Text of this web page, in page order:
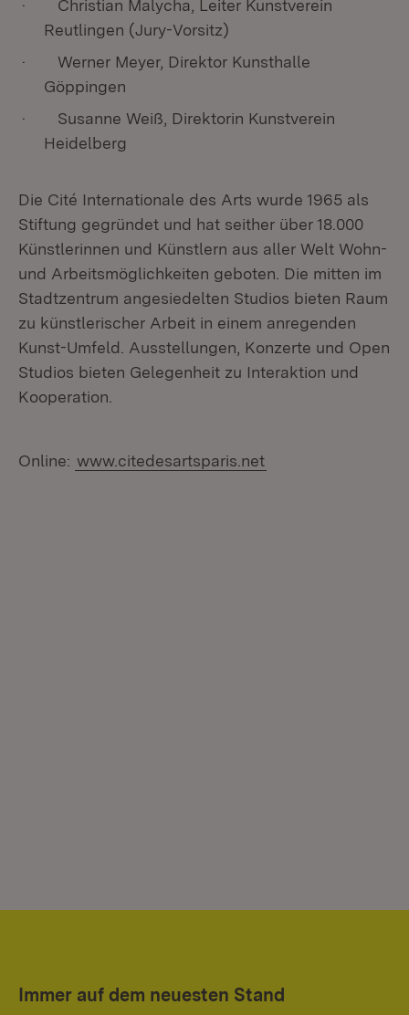
· Christian Malycha, Leiter Kunstverein
Reutlingen (Jury-Vorsitz)
· Werner Meyer, Direktor Kunsthalle
Göppingen
· Susanne Weiß, Direktorin Kunstverein
Heidelberg
Die Cité Internationale des Arts wurde 1965 als
Stiftung gegründet und hat seither über 18.000
Künstlerinnen und Künstlern aus aller Welt Wohn-
und Arbeitsmöglichkeiten geboten. Die mitten im
Stadtzentrum angesiedelten Studios bieten Raum
zu künstlerischer Arbeit in einem anregenden
Kunst-Umfeld. Ausstellungen, Konzerte und Open
Studios bieten Gelegenheit zu Interaktion und
Kooperation.
Online: www.citedesartsparis.net
Immer auf dem neuesten Stand